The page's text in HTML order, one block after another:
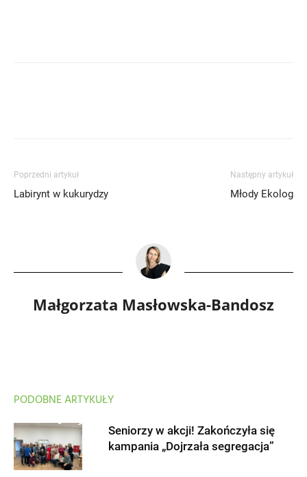
Poprzedni artykuł
Labirynt w kukurydzy
Następny artykuł
Młody Ekolog
Małgorzata Masłowska-Bandosz
PODOBNE ARTYKUŁY
Seniorzy w akcji! Zakończyła się
kampania „Dojrzała segregacja”